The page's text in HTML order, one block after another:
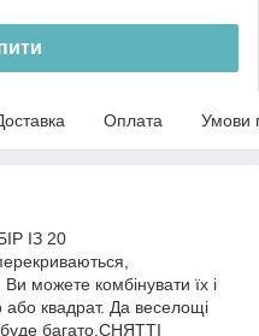
Оплата Умови
ІЗ 20
можете комбінувати їх і
квадрат. Да веселощі
багато.СНЯТТІ